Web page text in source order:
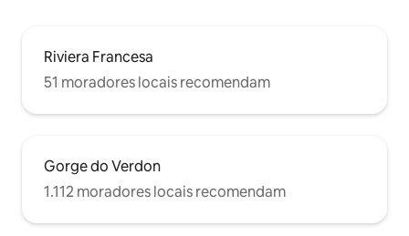
Riviera Francesa
51 moradores locais recomendam
Gorge do Verdon
1.112 moradores locais recomendam